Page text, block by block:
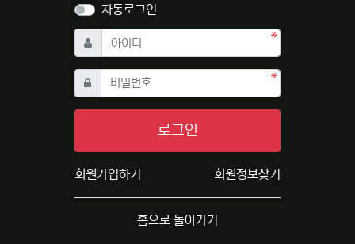
자동로그인
아이디 필수
비밀번호필수
로그인
회원가입하기 회원정보찾기
홈으로 돌아가기